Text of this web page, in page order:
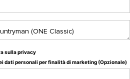
sulla privacy
dati personali per finalità di marketing (Opzionale)